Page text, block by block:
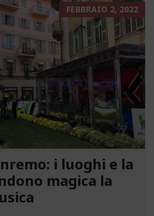
FEBBRAIO 2, 2022
i luoghi e la
magica la